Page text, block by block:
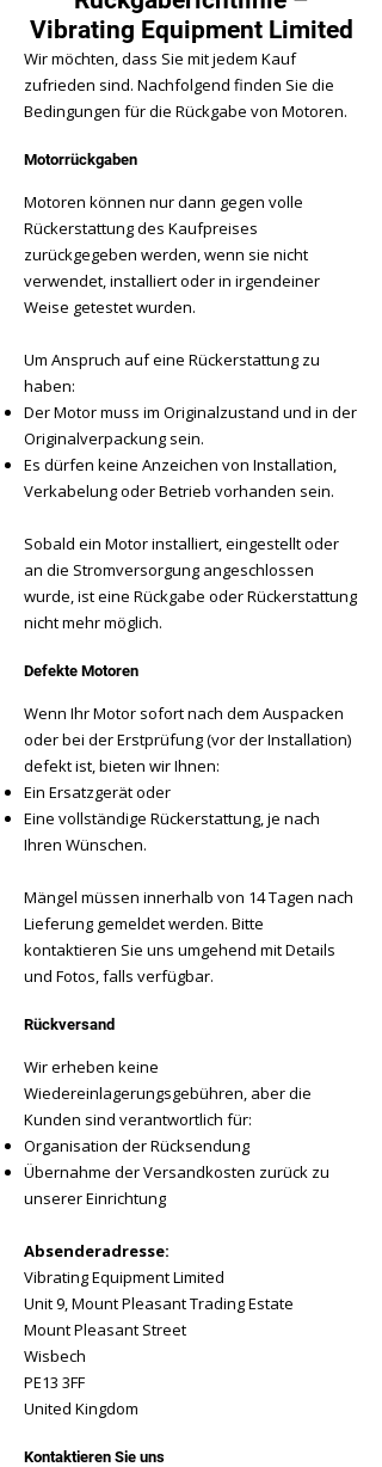
Vibrating Equipment Limited
Wir möchten, dass Sie mit jedem Kauf
zufrieden sind. Nachfolgend finden Sie die
Bedingungen für die Rückgabe von Motoren.
Motorrückgaben
Motoren können nur dann gegen volle
Rückerstattung des Kaufpreises
zurückgegeben werden, wenn sie nicht
verwendet, installiert oder in irgendeiner
Weise getestet wurden.
Um Anspruch auf eine Rückerstattung zu
haben:
Der Motor muss im Originalzustand und in der
Originalverpackung sein.
Es dürfen keine Anzeichen von Installation,
Verkabelung oder Betrieb vorhanden sein.
Sobald ein Motor installiert, eingestellt oder
an die Stromversorgung angeschlossen
wurde, ist eine Rückgabe oder Rückerstattung
nicht mehr möglich.
Defekte Motoren
Wenn Ihr Motor sofort nach dem Auspacken
oder bei der Erstprüfung (vor der Installation)
defekt ist, bieten wir Ihnen:
Ein Ersatzgerät oder
Eine vollständige Rückerstattung, je nach
Ihren Wünschen.
Mängel müssen innerhalb von 14 Tagen nach
Lieferung gemeldet werden. Bitte
kontaktieren Sie uns umgehend mit Details
und Fotos, falls verfügbar.
Rückversand
Wir erheben keine
Wiedereinlagerungsgebühren, aber die
Kunden sind verantwortlich für:
Organisation der Rücksendung
Übernahme der Versandkosten zurück zu
unserer Einrichtung
Absenderadresse:
Vibrating Equipment Limited
Unit 9, Mount Pleasant Trading Estate
Mount Pleasant Street
Wisbech
PE13 3FF
United Kingdom
Kontaktieren Sie uns